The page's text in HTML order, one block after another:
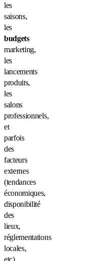
les
saisons,
les
budgets
marketing,
les
lancements
produits,
les
salons
professionnels,
et
parfois
des
facteurs
externes
(tendances
économiques,
disponibilité
des
lieux,
réglementations
locales,
etc).